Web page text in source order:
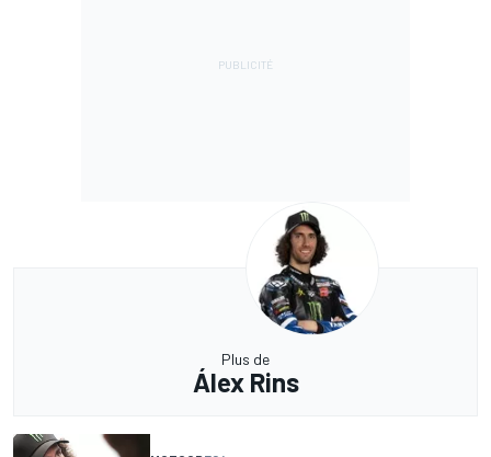
Plus de
Álex Rins